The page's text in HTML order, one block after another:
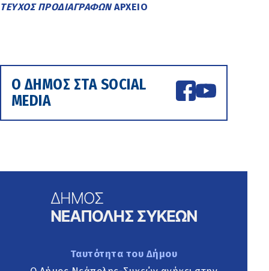
ΤΕΥΧΟΣ ΠΡΟΔΙΑΓΡΑΦΩΝΑΡΧΕΙΟ
Ο ΔΗΜΟΣ ΣΤΑ SOCIAL
MEDIA
Ταυτότητα του Δήμου